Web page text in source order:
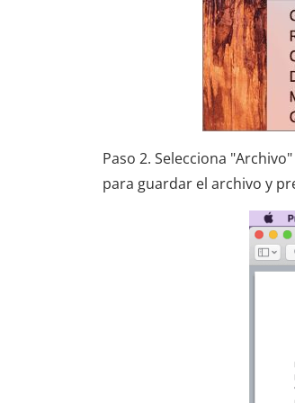
Paso 2. Selecciona
para guardar el archivo y